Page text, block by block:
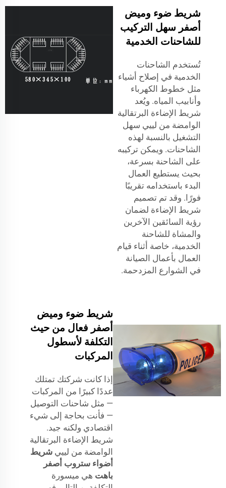
شريط ضوء وميض
أصفر سهل التركيب
للشاحنات الخدمية
تُستخدم الشاحنات
الخدمية في إصلاح أشياء
مثل خطوط الكهرباء
وأنابيب المياه. ويُعد
شريط الإضاءة البرتقالية
الوامضة من لييي سهل
التشغيل بالنسبة لهذه
الشاحنات. ويمكن تركيبه
على الشاحنة بسرعة،
بحيث يستطيع العمال
البدء باستخدامه تقريبًا
فورًا. وقد تم تصميم
شريط الإضاءة لضمان
رؤية السائقين الآخرين
والمشاة للشاحنة
الخدمية، خاصة أثناء قيام
العمال بأعمال الصيانة
في الشوارع المزدحمة.
شريط ضوء وميض
أصفر فعال من حيث
التكلفة لأسطول
المركبات
إذا كانت شركتك تمتلك
عددًا كبيرًا من المركبات
— مثل شاحنات التوصيل
— فأنت بحاجة إلى شيء
اقتصادي ولكنه جيد.
شريط الإضاءة البرتقالية
الوامضة من لييي شريط
أضواء ستروب أصفر
باهت هي ميسورة